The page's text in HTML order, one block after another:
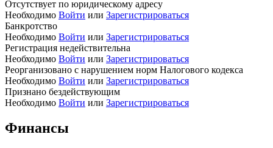
Отсутствует по юридическому адресу
Необходимо Войти или Зарегистрироваться
Банкротство
Необходимо Войти или Зарегистрироваться
Регистрация недействительна
Необходимо Войти или Зарегистрироваться
Реорганизовано с нарушением норм Налогового кодекса
Необходимо Войти или Зарегистрироваться
Признано бездействующим
Необходимо Войти или Зарегистрироваться
Финансы